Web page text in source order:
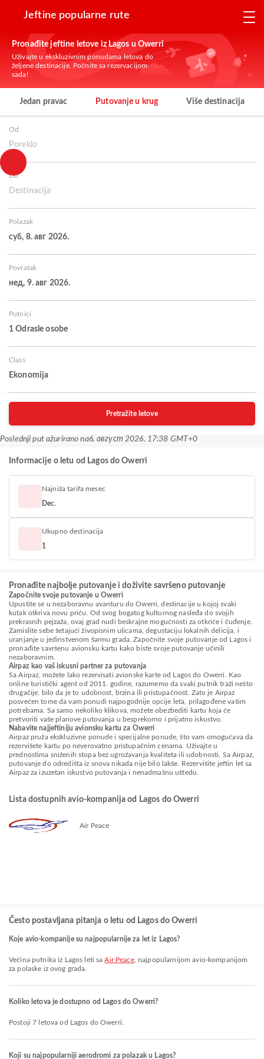
Jeftine popularne rute
Pronađite jeftine letove iz Lagos u Owerri
Uživajte u ekskluzivnim ponudama letova do
željene destinacije. Počnite sa rezervacijom
sada!
Jedan pravac Putovanje u krug Više destinacija
Od
Poreklo
Do
Destinacija
Polazak
суб, 8. авг 2026.
Povratak
нед, 9. авг 2026.
Putnici
1 Odrasle osobe
Class
Ekonomija
Pretražite letove
Poslednji put ažurirano na6. август 2026. 17:38 GMT+0
Informacije o letu od Lagos do Owerri
Najniža tarifa mesec
Dec.
Ukupno destinacija
1
Pronađite najbolje putovanje i doživite savršeno putovanje
Započnite svoje putovanje u Owerri
Upustite se u nezaboravnu avanturu do Owerri, destinacije u kojoj svaki
kutak otkriva novu priču. Od svog bogatog kulturnog nasleđa do svojih
prekrasnih pejzaža, ovaj grad nudi beskrajne mogućnosti za otkriće i čuđenje.
Zamislite sebe šetajući živopisnim ulicama, degustaciju lokalnih delicija, i
uranjanje u jedinstvenom šarmu grada. Započnite svoje putovanje od Lagos i
pronađite savršenu avionsku kartu kako biste svoje putovanje učinili
nezaboravnim.
Airpaz kao vaš iskusni partner za putovanja
Sa Airpaz, možete lako rezervisati avionske karte od Lagos do Owerri. Kao
online turistički agent od 2011. godine, razumemo da svaki putnik traži nešto
drugačije, bilo da je to udobnost, brzina ili pristupačnost. Zato je Airpaz
posvećen tome da vam ponudi najpogodnije opcije leta, prilagođene vašim
potrebama. Sa samo nekoliko klikova, možete obezbediti kartu koja će
pretvoriti vaše planove putovanja u besprekorno i prijatno iskustvo.
Nabavite najjeftiniju avionsku kartu za Owerri
Airpaz pruža ekskluzivne ponude i specijalne ponude, što vam omogućava da
rezervišete kartu po neverovatno pristupačnim cenama. Uživajte u
prednostima sniženih stopa bez ugrožavanja kvaliteta ili udobnosti. Sa Airpaz,
putovanje do odredišta iz snova nikada nije bilo lakše. Rezervišite jeftin let sa
Airpaz za izuzetan iskustvo putovanja i nenadmašnu uštedu.
Lista dostupnih avio-kompanija od Lagos do Owerri
Air Peace
Često postavljana pitanja o letu od Lagos do Owerri
Koje avio-kompanije su najpopularnije za let iz Lagos?
Većina putnika iz Lagos leti saAir Peace, najpopularnijom avio-kompanijom
za polaske iz ovog grada.
Koliko letova je dostupno od Lagos do Owerri?
Postoji 7 letova od Lagos do Owerri.
Koji su najpopularniji aerodromi za polazak u Lagos?